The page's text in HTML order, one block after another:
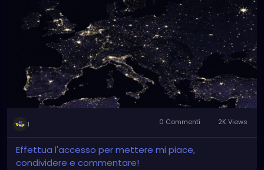
1 0 Commenti 2K Views
Effettua l'accesso per mettere mi piace,
condividere e commentare!